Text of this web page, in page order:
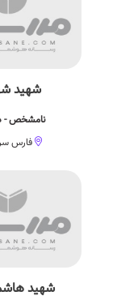
شهيد
نامشخص -
فارس
شهید